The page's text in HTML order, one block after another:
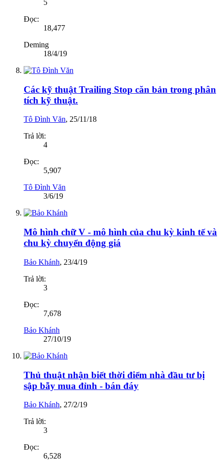
5
Đọc:
18,477
Deming
18/4/19
Các kỹ thuật Trailing Stop căn bản trong phân
tích kỹ thuật.
Tô Đình Văn, 25/11/18
Trả lời:
4
Đọc:
5,907
Tô Đình Văn
3/6/19
Mô hình chữ V - mô hình của chu kỳ kinh tế và
chu kỳ chuyển động giá
Bảo Khánh, 23/4/19
Trả lời:
3
Đọc:
7,678
Bảo Khánh
27/10/19
Thủ thuật nhận biết thời điểm nhà đầu tư bị
sập bẫy mua đỉnh - bán đáy
Bảo Khánh, 27/2/19
Trả lời:
3
Đọc:
6,528